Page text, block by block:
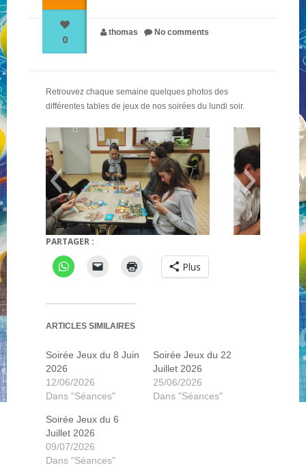
NOS PARTENAIRES
QUI SOMMES-NOUS ?
NOUS CONTACTER !
0
thomas No comments
Retrouvez chaque semaine quelques photos des
différentes tables de jeux de nos soirées du lundi soir.
7 wonders
Casting
Casting
Code name
Code name
Pix
Galaxy trucker
Galaxy trucker
Isle of skye
Megawatts
Megawatts
Megawatts
Mahé
Istanbul
Railroad revolution
Railroad revolution
String railway
Sushi go
Taluva
Taluva
PARTAGER :
Plus
ARTICLES SIMILAIRES
Soirée Jeux du 8 Juin
2026
12/06/2026
Dans "Séances"
Soirée Jeux du 22
Juillet 2026
25/06/2026
Dans "Séances"
Soirée Jeux du 6
Juillet 2026
09/07/2026
Dans "Séances"